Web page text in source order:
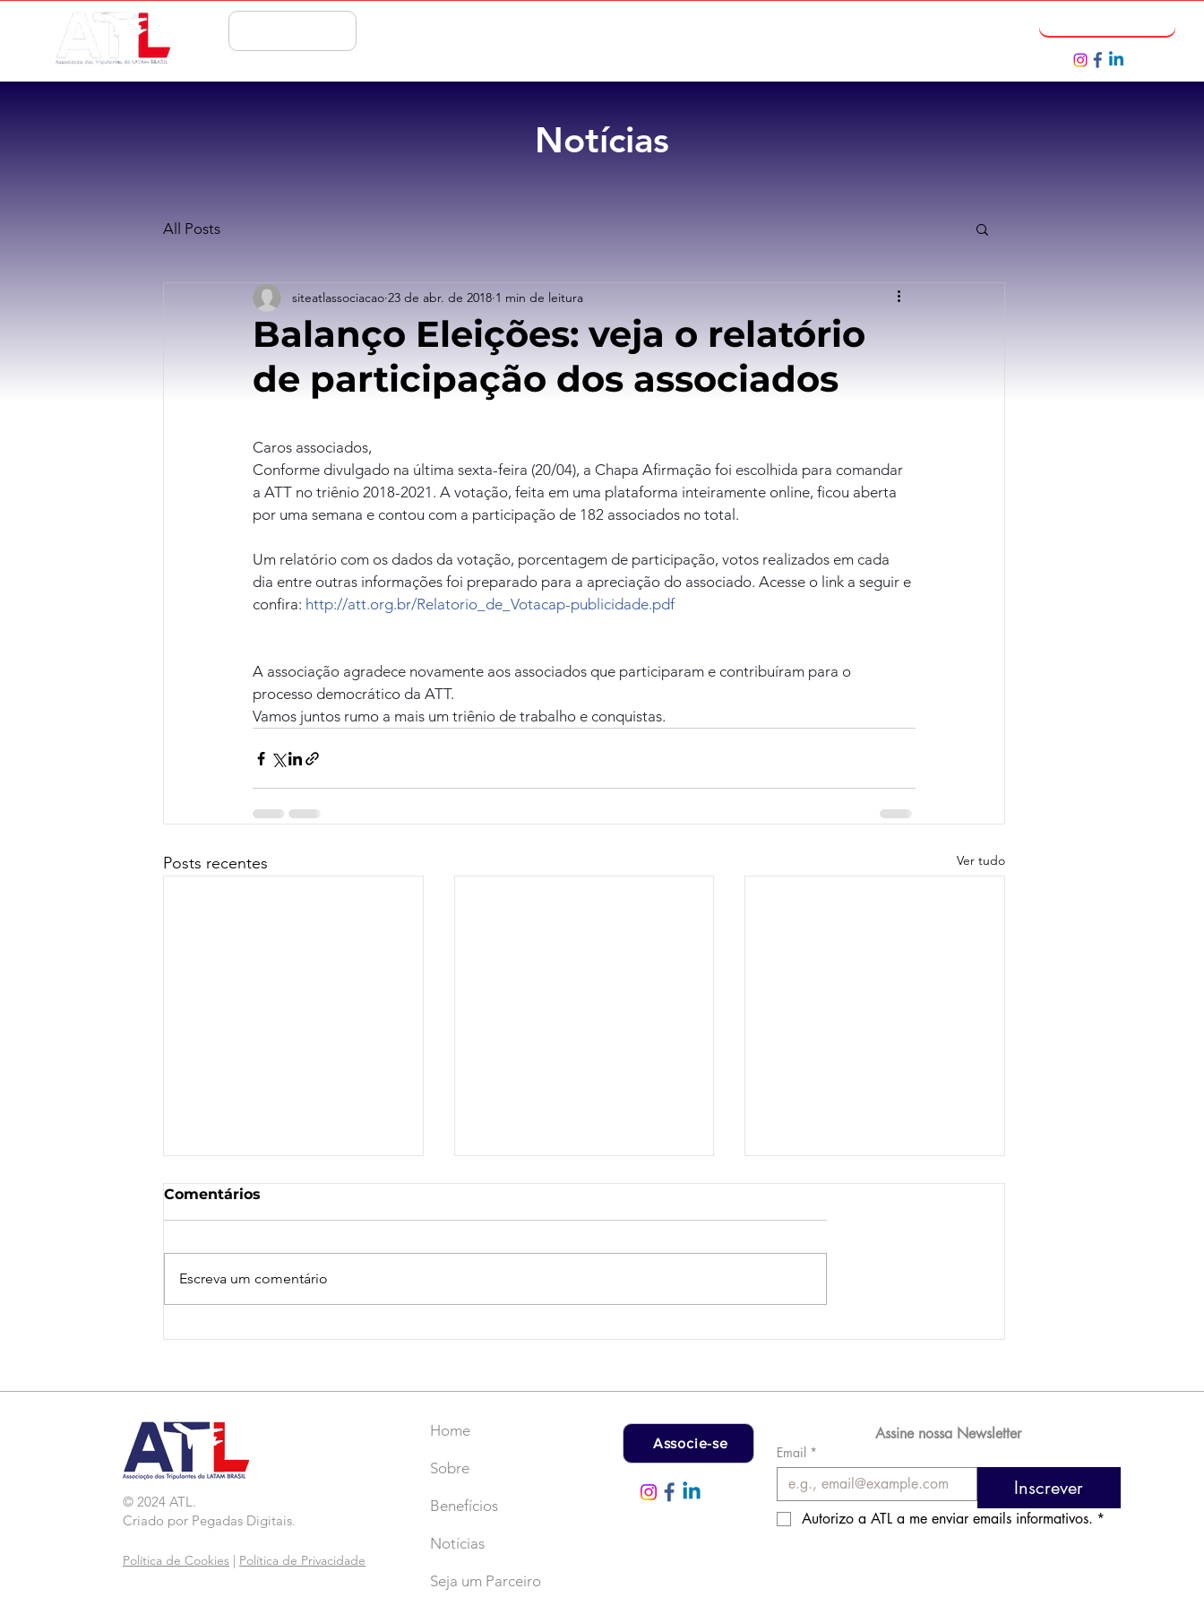
Notícias
All Posts
Balanço Eleições: veja o relatório
de participação dos associados
siteatlassociacao 23 de abr. de 2018 1 min de leitura
Caros associados,
Conforme divulgado na última sexta-feira (20/04), a Chapa Afirmação foi escolhida para comandar
a ATT no triênio 2018-2021. A votação, feita em uma plataforma inteiramente online, ficou aberta
por uma semana e contou com a participação de 182 associados no total.
Um relatório com os dados da votação, porcentagem de participação, votos realizados em cada
dia entre outras informações foi preparado para a apreciação do associado. Acesse o link a seguir e
confira: http://att.org.br/Relatorio_de_Votacap-publicidade.pdf
A associação agradece novamente aos associados que participaram e contribuíram para o
processo democrático da ATT.
Vamos juntos rumo a mais um triênio de trabalho e conquistas.
Posts recentes Ver tudo
Comentários
Escreva um comentário
© 2024 ATL.
Criado por Pegadas Digitais.
Política de Cookies Política de Privacidade
Home
Sobre
Benefícios
Notícias
Seja um Parceiro
Associe-se
Assine nossa Newsletter
Email *
Inscrever
Autorizo a ATL a me enviar emails informativos. *